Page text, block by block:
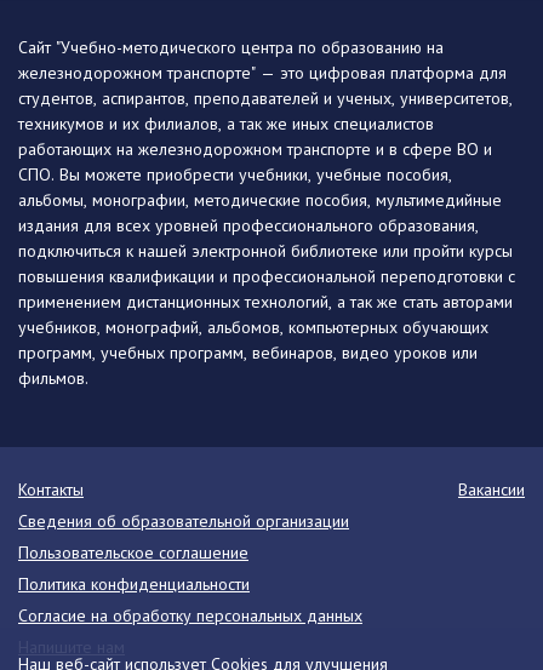
Наш веб-сайт использует Cookies для улучшения
Сайт "Учебно-методического центра по образованию на
железнодорожном транспорте" — это цифровая платформа для
студентов, аспирантов, преподавателей и ученых, университетов,
техникумов и их филиалов, а так же иных специалистов
работающих на железнодорожном транспорте и в сфере ВО и
СПО. Вы можете приобрести учебники, учебные пособия,
альбомы, монографии, методические пособия, мультимедийные
издания для всех уровней профессионального образования,
подключиться к нашей электронной библиотеке или пройти курсы
повышения квалификации и профессиональной переподготовки с
применением дистанционных технологий, а так же стать авторами
учебников, монографий, альбомов, компьютерных обучающих
программ, учебных программ, вебинаров, видео уроков или
фильмов.
Контакты
Вакансии
Сведения об образовательной организации
Пользовательское соглашение
Политика конфиденциальности
Согласие на обработку персональных данных